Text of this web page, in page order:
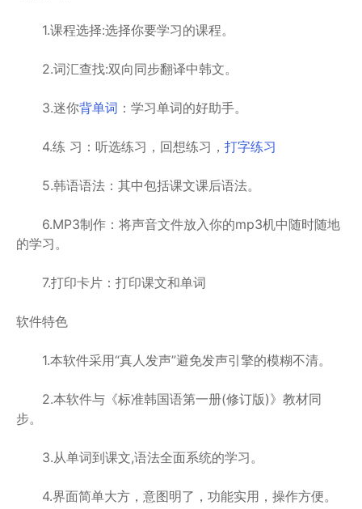
1.课程选择:选择你要学习的课程。
2.词汇查找:双向同步翻译中韩文。
3.迷你背单词 ：学习单词的好助手。
4.练 习：听选练习，回想练习， 打字练习
5.韩语语法：其中包括课文课后语法。
6.MP3制作：将声音文件放入你的mp3机中随时随地
的学习。
7.打印卡片：打印课文和单词
软件特色
1.本软件采用“真人发声”避免发声引擎的模糊不清。
2.本软件与《标准韩国语第一册(修订版)》教材同
步。
3.从单词到课文,语法全面系统的学习。
4.界面简单大方，意图明了，功能实用，操作方便。